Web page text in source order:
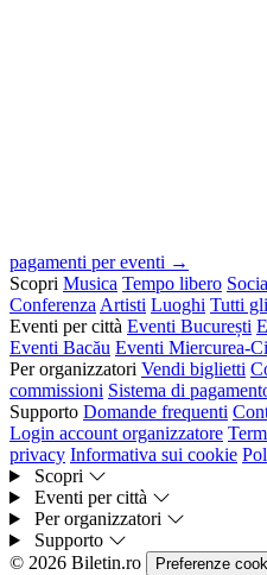
pagamenti per eventi →
Scopri Musica Tempo libero
Conferenza Artisti Luoghi Tutti
Eventi per città Eventi București
Eventi Bacău Eventi Miercurea-
Per organizzatori Vendi biglietti
commissioni Sistema di
Supporto Domande frequenti
Login account organizzatore
privacy Informativa sui cookie
Scopri
Eventi per città
Per organizzatori
Supporto
© 2026 Biletin.ro
Preferenze